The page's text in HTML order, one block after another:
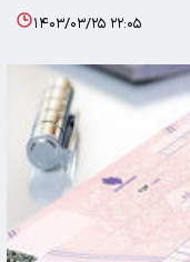
۱۴۰۳/۰۳/۲۵ ۲۲:۰۵